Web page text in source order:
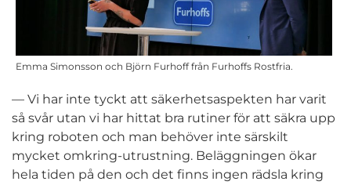
Emma Simonsson och Björn Furhoff från Furhoffs Rostfria.
— Vi har inte tyckt att säkerhetsaspekten har varit
så svår utan vi har hittat bra rutiner för att säkra upp
kring roboten och man behöver inte särskilt
mycket omkring-utrustning. Beläggningen ökar
hela tiden på den och det finns ingen rädsla kring